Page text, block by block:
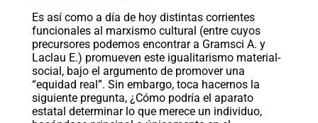
Es así como a día de hoy distintas corrientes
funcionales al marxismo cultural (entre cuyos
precursores podemos encontrar a Gramsci A. y
Laclau E.) promueven este igualitarismo material-
social, bajo el argumento de promover una
“equidad real”. Sin embargo, toca hacernos la
siguiente pregunta, ¿Cómo podría el aparato
estatal determinar lo que merece un individuo,